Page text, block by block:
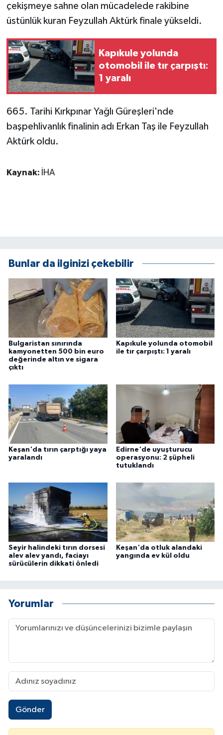
çekişmeye sahne olan mücadelede rakibine
üstünlük kuran Feyzullah Aktürk finale yükseldi.
Kapıkule yolunda
otomobil ile tır çarpıştı:
1 yaralı
665. Tarihi Kırkpınar Yağlı Güreşleri'nde
başpehlivanlık finalinin adı Erkan Taş ile Feyzullah
Aktürk oldu.
Kaynak: İHA
Bunlar da ilginizi çekebilir
Bulgaristan sınırında
kamyonetten 500 bin euro
değerinde altın ve sigara
çıktı
Kapıkule yolunda otomobil
ile tır çarpıştı: 1 yaralı
Keşan'da tırın çarptığı yaya
yaralandı
Edirne'de uyuşturucu
operasyonu: 2 şüpheli
tutuklandı
Seyir halindeki tırın dorsesi
alev alev yandı, faciayı
sürücülerin dikkati önledi
Keşan'da otluk alandaki
yangında ev kül oldu
Yorumlar
Gönder
Jandarma
Kadın
KÜLTÜR SANAT
MAGAZİN
POLİTİKA
Sağlık
ÜLKE GÜNDEMİ
YAŞAM
YEREL